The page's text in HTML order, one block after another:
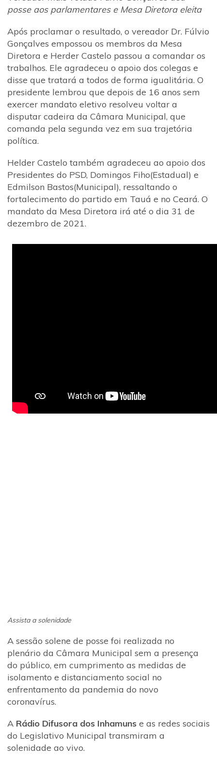
posse aos parlamentares e Mesa Diretora eleita
Após proclamar o resultado, o vereador Dr. Fúlvio
Gonçalves empossou os membros da Mesa
Diretora e Herder Castelo passou a comandar os
trabalhos. Ele agradeceu o apoio dos colegas e
disse que tratará a todos de forma igualitária. O
presidente lembrou que depois de 16 anos sem
exercer mandato eletivo resolveu voltar a
disputar cadeira da Câmara Municipal, que
comanda pela segunda vez em sua trajetória
política.
Helder Castelo também agradeceu ao apoio dos
Presidentes do PSD, Domingos Fiho(Estadual) e
Edmilson Bastos(Municipal), ressaltando o
fortalecimento do partido em Tauá e no Ceará. O
mandato da Mesa Diretora irá até o dia 31 de
dezembro de 2021.
Assista a solenidade
A sessão solene de posse foi realizada no
plenário da Câmara Municipal sem a presença
do público, em cumprimento as medidas de
isolamento e distanciamento social no
enfrentamento da pandemia do novo
coronavírus.
A Rádio Difusora dos Inhamuns e as redes sociais
do Legislativo Municipal transmiram a
solenidade ao vivo.